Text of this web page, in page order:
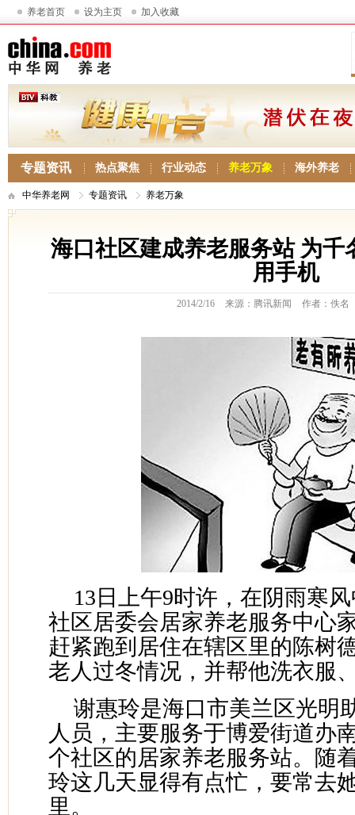
养老首页 设为主页 加入收藏
专题资讯 热点聚焦 行业动态 养老万象 海外养老
中华养老网 专题资讯 养老万象
海口社区建成养老服务站 为千
用手机
2014/2/16 来源：腾讯新闻 作者：佚名
13日上午9时许，在阴雨寒
社区居委会居家养老服务中心
赶紧跑到居住在辖区里的陈树
老人过冬情况，并帮他洗衣服
谢惠玲是海口市美兰区光明
人员，主要服务于博爱街道办
个社区的居家养老服务站。随
玲这几天显得有点忙，要常去
里。